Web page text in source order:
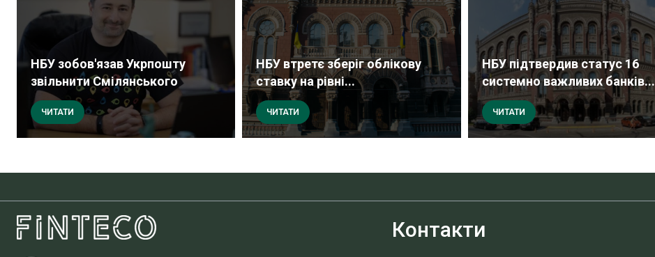
НБУ зобов'язав Укрпошту
звільнити Смілянського
ЧИТАТИ
НБУ втретє зберіг облікову
ставку на рівні...
ЧИТАТИ
НБУ підтвердив статус 16
системно важливих банків...
ЧИТАТИ
Контакти